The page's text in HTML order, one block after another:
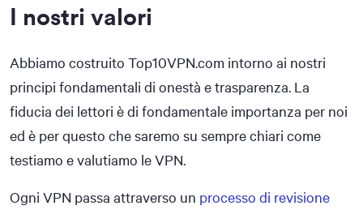
I nostri valori
Abbiamo costruito Top10VPN.com intorno ai nostri
principi fondamentali di onestà e trasparenza. La
fiducia dei lettori è di fondamentale importanza per noi
ed è per questo che saremo su sempre chiari come
testiamo e valutiamo le VPN.
Ogni VPN passa attraverso un processo di revisione